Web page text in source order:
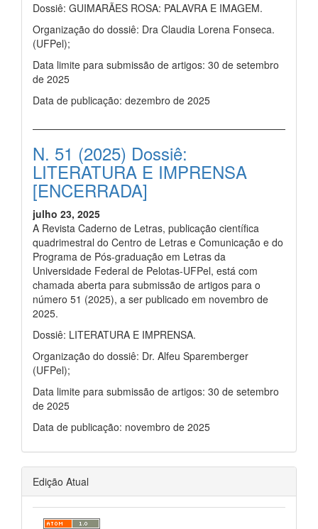
Dossiê: GUIMARÃES ROSA: PALAVRA E IMAGEM.
Organização do dossiê: Dra Claudia Lorena Fonseca.
(UFPel);
Data limite para submissão de artigos: 30 de setembro
de 2025
Data de publicação: dezembro de 2025
N. 51 (2025) Dossiê:
LITERATURA E IMPRENSA
[ENCERRADA]
julho 23, 2025
A Revista Caderno de Letras, publicação científica
quadrimestral do Centro de Letras e Comunicação e do
Programa de Pós-graduação em Letras da
Universidade Federal de Pelotas-UFPel, está com
chamada aberta para submissão de artigos para o
número 51 (2025), a ser publicado em novembro de
2025.
Dossiê: LITERATURA E IMPRENSA.
Organização do dossiê: Dr. Alfeu Sparemberger
(UFPel);
Data limite para submissão de artigos: 30 de setembro
de 2025
Data de publicação: novembro de 2025
Edição Atual